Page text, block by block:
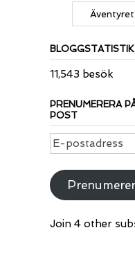
BLOGGSTATISTIK
11,543 besök
PRENUMERERA
POST
E-
postadress
Join 4 other